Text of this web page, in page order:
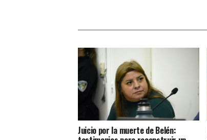
Juicio por la muerte de Belén: